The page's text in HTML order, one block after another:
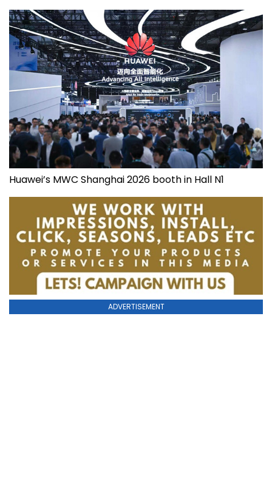
Huawei’s MWC Shanghai 2026 booth in Hall N1
ADVERTISEMENT